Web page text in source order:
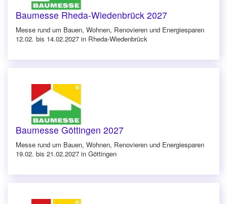
Baumesse Rheda-Wiedenbrück 2027
Messe rund um Bauen, Wohnen, Renovieren und Energiesparen
12.02. bis 14.02.2027 in Rheda-Wiedenbrück
Baumesse Göttingen 2027
Messe rund um Bauen, Wohnen, Renovieren und Energiesparen
19.02. bis 21.02.2027 in Göttingen